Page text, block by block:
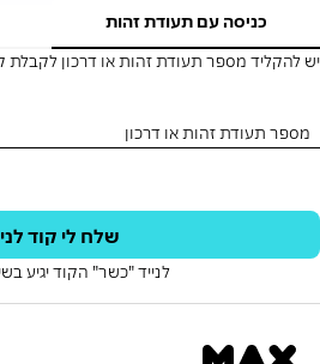
כניסה עם תעודת זהות
יש להקליד מספר תעודת זהות או דרכון לקבלת
מספר תעודת זהות או דרכון
לנייד "כשר" הקוד יגיע
שלח לי קוד